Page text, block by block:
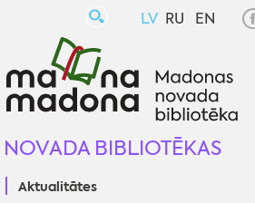
LV RU EN
NOVADA BIBLIOTĒKAS
Aktualitātes